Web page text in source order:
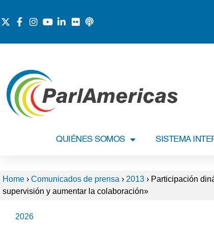
QUIÉNES SOMOS SISTEMA
Home › Comunicados de prensa › 2013 › Participación
supervisión y aumentar la colaboración»
2026